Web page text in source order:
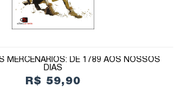
MERCENÁRIOS: DE 1789 AOS NOSSOS
DIAS
R$ 59,90